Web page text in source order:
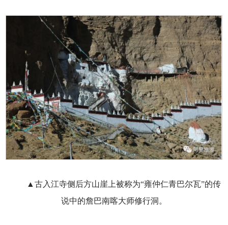
▲古入江寺侧后方山崖上被称为“雍仲仁青巴尔瓦”的传
说中的詹巴南喀大师修行洞。